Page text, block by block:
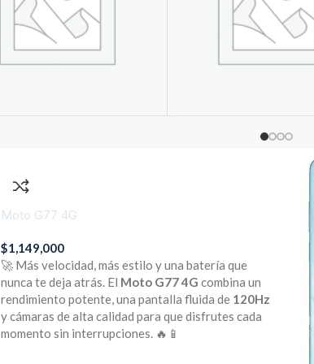
URBANA
Moto G77 4G
$1,149,000
🚀 Más velocidad, más estilo y una batería que
nunca te deja atrás. El Moto G77 4G combina un
rendimiento potente, una pantalla fluida de 120Hz
y cámaras de alta calidad para que disfrutes cada
momento sin interrupciones. 🔥📱